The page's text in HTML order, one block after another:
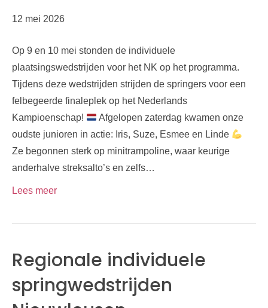
12 mei 2026
Op 9 en 10 mei stonden de individuele
plaatsingswedstrijden voor het NK op het programma.
Tijdens deze wedstrijden strijden de springers voor een
felbegeerde finaleplek op het Nederlands
Kampioenschap!
Afgelopen zaterdag kwamen onze
oudste junioren in actie: Iris, Suze, Esmee en Linde
Ze begonnen sterk op minitrampoline, waar keurige
anderhalve streksalto’s en zelfs…
Lees meer
Regionale individuele
springwedstrijden